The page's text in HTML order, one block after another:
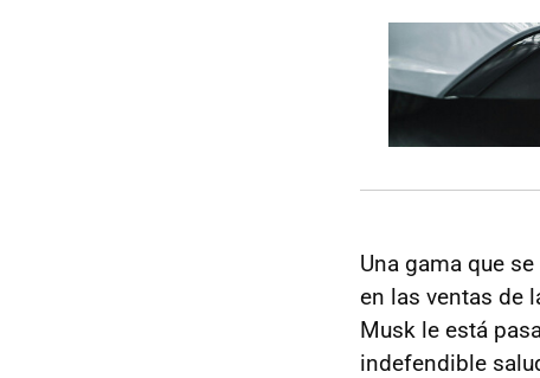
Una gama que
en las ventas de
Musk le está
indefendible